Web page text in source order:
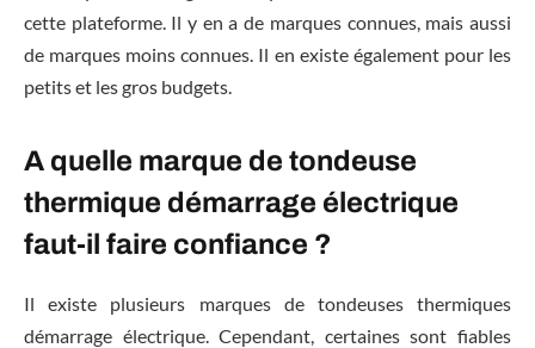
cette plateforme. Il y en a de marques connues, mais aussi
de marques moins connues. Il en existe également pour les
petits et les gros budgets.
A quelle marque de tondeuse
thermique démarrage électrique
faut-il faire confiance ?
Il existe plusieurs marques de tondeuses thermiques
démarrage électrique. Cependant, certaines sont fiables